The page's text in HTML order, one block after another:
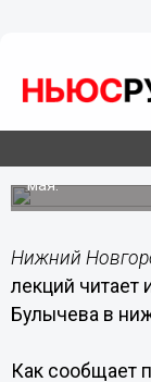
Цикл
Две лекции
классического
мая.
Нижний
лекций читает
Булычева в
Как сообщает